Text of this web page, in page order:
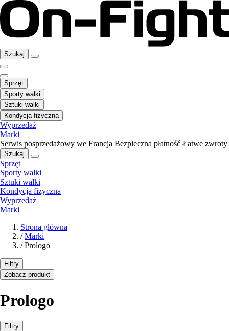
Szukaj
Sprzęt
Sporty walki
Sztuki walki
Kondycja fizyczna
Wyprzedaż
Marki
Serwis posprzedażowy we Francja Bezpieczna płatność Łatwe zwroty
Szukaj
Sprzęt
Sporty walki
Sztuki walki
Kondycja fizyczna
Wyprzedaż
Marki
Strona główna
/ Marki
/ Prologo
Filtry
Zobacz produkt
Prologo
Filtry